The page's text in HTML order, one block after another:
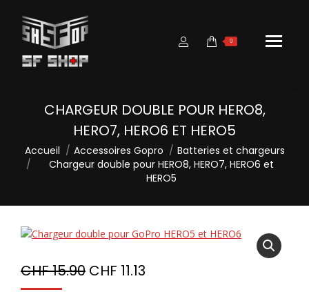
0
CHARGEUR DOUBLE POUR HERO8,
HERO7, HERO6 ET HERO5
Vous êtes ici :
Accueil Accessoires Gopro
Batteries et chargeurs
Chargeur double pour HERO8, HERO7, HERO6 et
HERO5
CHF15.90 CHF 11.13